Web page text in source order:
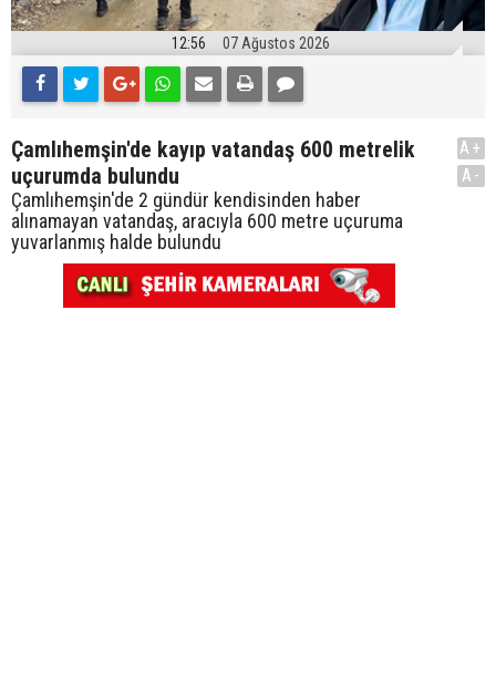
12:56 07 Ağustos 2026
Çamlıhemşin'de kayıp vatandaş 600 metrelik
uçurumda bulundu
Çamlıhemşin'de 2 gündür kendisinden haber
alınamayan vatandaş, aracıyla 600 metre uçuruma
yuvarlanmış halde bulundu
A+
A-